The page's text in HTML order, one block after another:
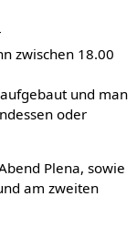
zwischen 18.00
und man
oder
Plena, sowie
am zweiten